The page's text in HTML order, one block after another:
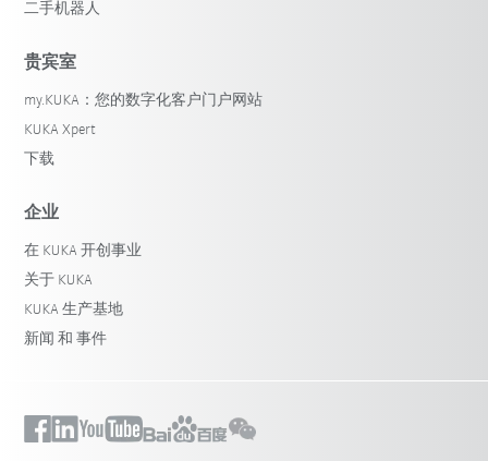
二手机器人
贵宾室
my.KUKA：您的数字化客户门户网站
KUKA Xpert
下载
企业
在 KUKA 开创事业
关于 KUKA
KUKA 生产基地
新闻 和 事件